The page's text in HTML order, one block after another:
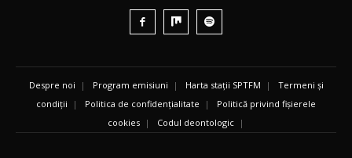
Despre noi | Program emisiuni | Harta stații SPTFM | Termeni și
condiții | Politica de confidențialitate | Politică privind fișierele
cookies | Codul deontologic |